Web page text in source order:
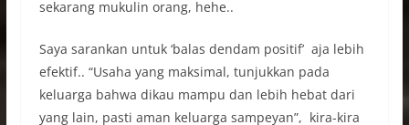
sekarang mukulin orang, hehe..
Saya sarankan untuk ‘balas dendam positif’ aja lebih
efektif.. “Usaha yang maksimal, tunjukkan pada
keluarga bahwa dikau mampu dan lebih hebat dari
yang lain, pasti aman keluarga sampeyan”, kira-kira